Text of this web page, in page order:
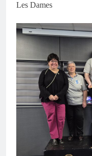
Les Dames